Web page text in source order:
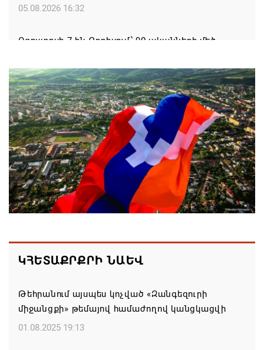
05.08.2026 16:32
Օգոստոսի 7-ին Գորիսում՝ 90-ականների մեծ
05.08.2026 15:44
Սպառված իշխանության ախտանիշը
05.08.2026 14:27
Եթե մարզային այցի ժամանակ հայտնվում ենք
այլ երկրի տարածքում, մեղավորը դուք եք․
պատգամավորը՝ ՔՊ-ականին
05.08.2026 12:08
արդյունքները. ՀՀ բուհերում այս տարի կսովորի
10958 առաջին կուրսեցի
ֆոնդային միջոցները՝ հասցնելով դրանք 402 մլն
ԿՀԵՏԱՔՐՔՐԻ ՆԱԵՎ
Թեհրանում այսպես կոչված «Զանգեզուրի
միջանցքի» թեմայով համաժողով կանցկացվի
01.08.2025 19:13